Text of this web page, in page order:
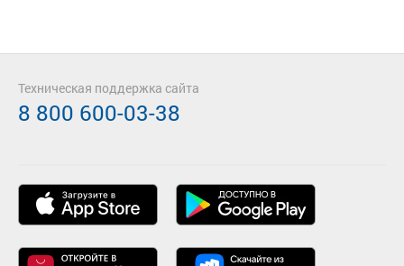
Техническая поддержка сайта
8 800 600-03-38